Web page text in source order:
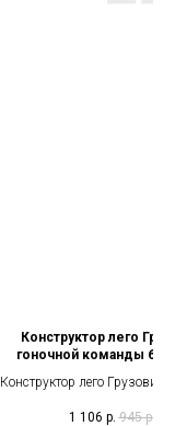
Конструктор лего
гоночной команды 6в1,
Конструктор лего Грузовик
1 106 р. 945 р.